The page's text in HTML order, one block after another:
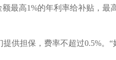
最高1%的年利率给补贴，最
供担保，费率不超过0.5%。